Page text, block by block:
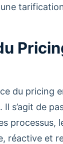
du pricing
s’agit de
processus,
réactive et